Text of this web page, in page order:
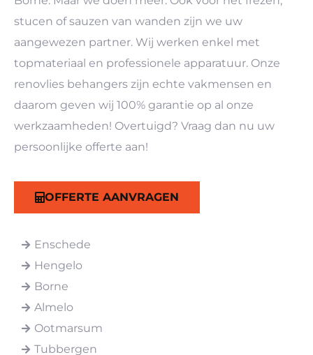
stucen of sauzen van wanden zijn we uw
aangewezen partner. Wij werken enkel met
topmateriaal en professionele apparatuur. Onze
renovlies behangers zijn echte vakmensen en
daarom geven wij 100% garantie op al onze
werkzaamheden! Overtuigd? Vraag dan nu uw
persoonlijke offerte aan!
OFFERTE AANVRAGEN
Enschede
Hengelo
Borne
Almelo
Ootmarsum
Tubbergen